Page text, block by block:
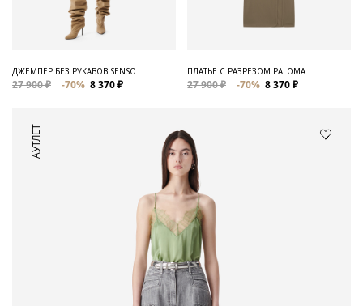
ДЖЕМПЕР БЕЗ РУКАВОВ SENSO
27 900 ₽ -70% 8 370 ₽
ПЛАТЬЕ С РАЗРЕЗОМ PALOMA
27 900 ₽ -70% 8 370 ₽
АУТЛЕТ